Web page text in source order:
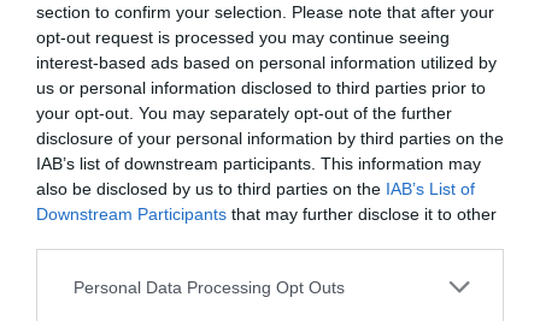
section to confirm your selection. Please note that after your
opt-out request is processed you may continue seeing
interest-based ads based on personal information utilized by
us or personal information disclosed to third parties prior to
your opt-out. You may separately opt-out of the further
disclosure of your personal information by third parties on the
IAB’s list of downstream participants. This information may
also be disclosed by us to third parties on the IAB’s List of
Downstream Participants that may further disclose it to other
Personal Data Processing Opt Outs
Mai 2012
Paar über 35 Jahre
/10
Würden Sie in diesem Hotel wieder nächtigen?
details
Sandro
Italien
April 2012
Familie mit älteren Kindern
GUT
7/10
Würden Sie in diesem Hotel wieder nächtigen?